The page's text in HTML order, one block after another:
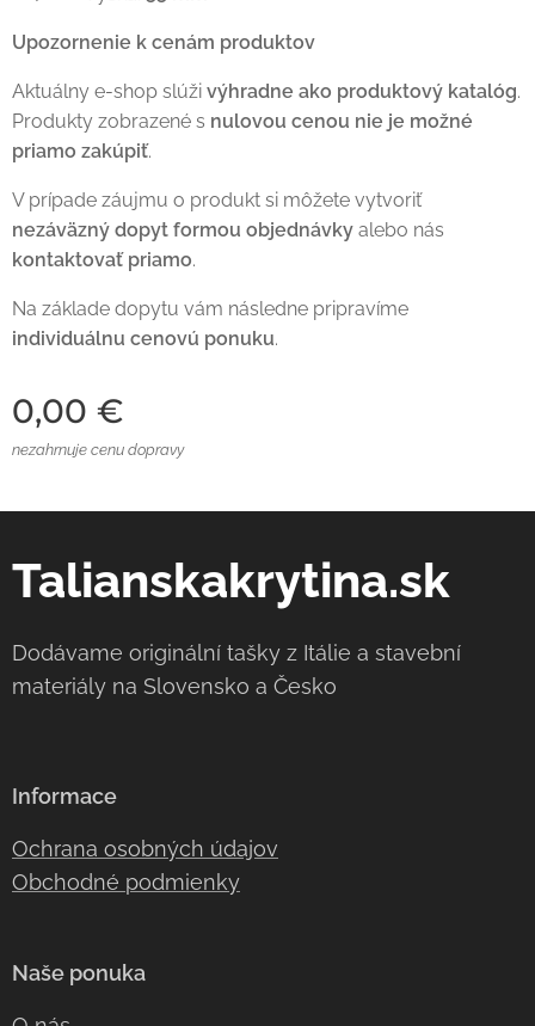
Upozornenie k cenám produktov
Aktuálny e-shop slúži výhradne ako produktový katalóg.
Produkty zobrazené s nulovou cenou nie je možné
priamo zakúpiť.
V prípade záujmu o produkt si môžete vytvoriť
nezáväzný dopyt formou objednávky alebo nás
kontaktovať priamo.
Na základe dopytu vám následne pripravíme
individuálnu cenovú ponuku.
0,00 €
nezahrnuje cenu dopravy
Talianskakrytina.sk
Dodávame originální tašky z Itálie a stavební
materiály na Slovensko a Česko
Informace
Ochrana osobných údajov
Obchodné podmienky
Naše ponuka